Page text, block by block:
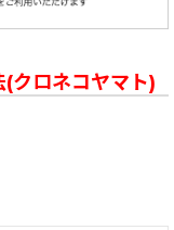
クロネコヤマト)